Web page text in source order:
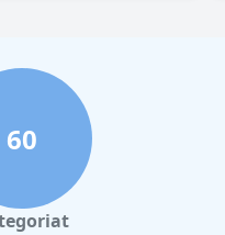
60